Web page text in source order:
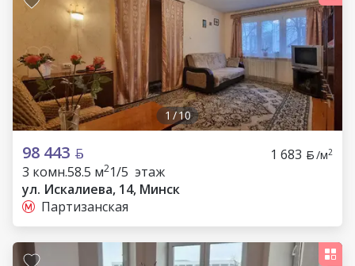
1 /10
98 443 1 683 /м2
3 комн.58.5 м21/5 этаж
ул. Искалиева, 14, Минск
Партизанская